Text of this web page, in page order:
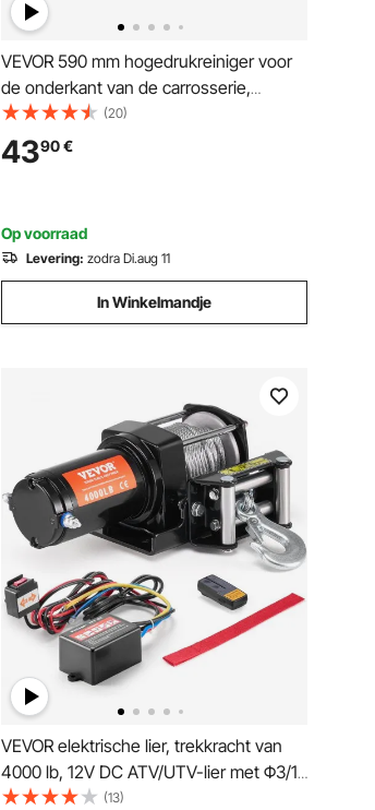
VEVOR 590 mm hogedrukreiniger voor
de onderkant van de carrosserie,
reiniger voor roestvrij staal, max. 4000
PSI, hoekverstelling, 7 sproeikoppen, 2
verlengde staven voor oprit, terras en
(20)
4390€
Op voorraad
Levering: zodra Di.aug 11
In Winkelmandje
VEVOR elektrische lier, trekkracht van
4000 lb, 12V DC ATV/UTV-lier met Φ3/16
inch x 39 ft 7-strengs stalen
(13)